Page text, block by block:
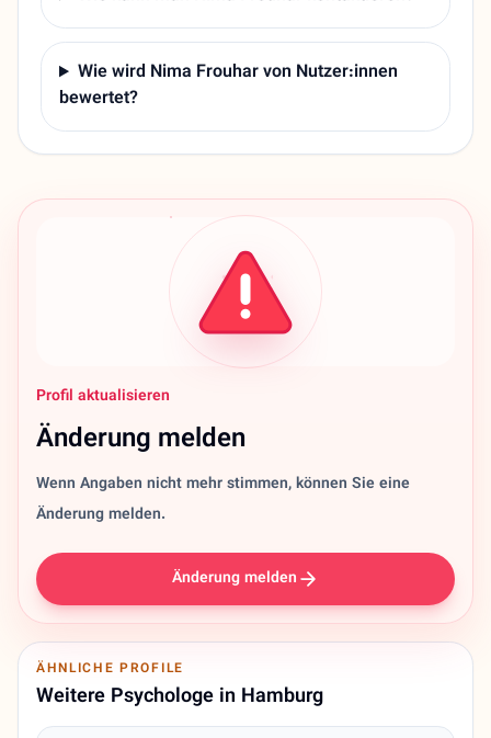
Wie wird Nima Frouhar von Nutzer:innen
bewertet?
Profil aktualisieren
Änderung melden
Wenn Angaben nicht mehr stimmen, können Sie eine
Änderung melden.
Änderung melden
ÄHNLICHE PROFILE
Weitere Psychologe in Hamburg